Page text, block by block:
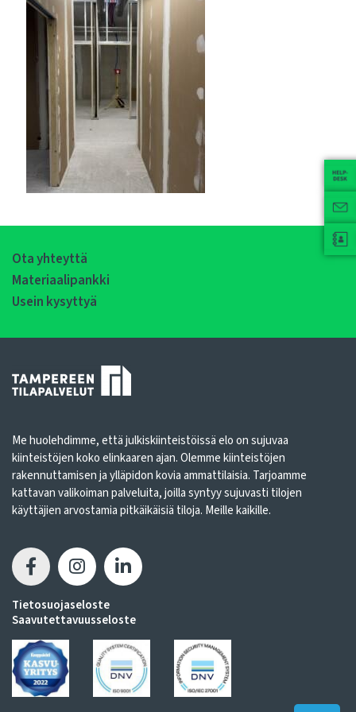
Ota yhteyttä
Materiaalipankki
Usein kysyttyä
Me huolehdimme, että julkiskiinteistöissä elo on sujuvaa
kiinteistöjen koko elinkaaren ajan. Olemme kiinteistöjen
rakennuttamisen ja ylläpidon kovia ammattilaisia. Tarjoamme
kattavan valikoiman palveluita, joilla syntyy sujuvasti tilojen
käyttäjien arvostamia pitkäikäisiä tiloja. Meille kaikille.
Tietosuojaseloste
Saavutettavuusseloste